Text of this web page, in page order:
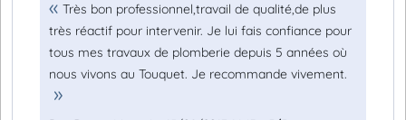
Très bon professionnel,travail de qualité,de plus
très réactif pour intervenir. Je lui fais confiance pour
tous mes travaux de plomberie depuis 5 années où
nous vivons au Touquet. Je recommande vivement.